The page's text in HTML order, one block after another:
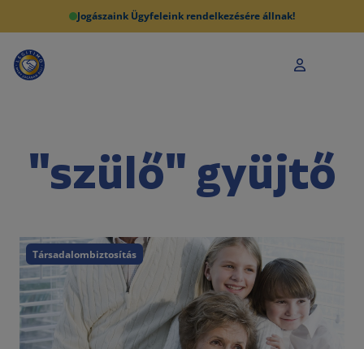
Jogászaink Ügyfeleink rendelkezésére állnak!
"szülő" gyüjtő
Társadalombiztosítás